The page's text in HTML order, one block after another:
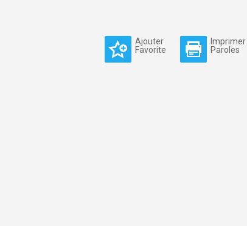
Ajouter
Favorite
Imprimer
Paroles